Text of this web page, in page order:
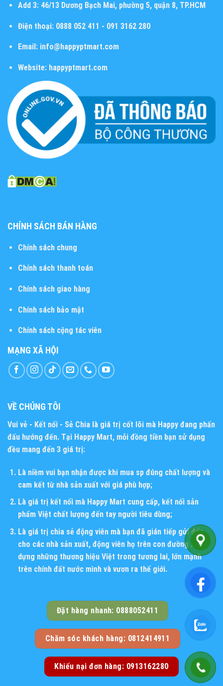
Add 3:46/13 Dương Bạch Mai, phường 5, quận 8, TP.HCM
Điện thoại:0888 052 411 - 091 3162 280
Email:info@happyptmart.com
Website: happyptmart.com
CHÍNH SÁCH BÁN HÀNG
Chính sách chung
Chính sách thanh toán
Chính sách giao hàng
Chính sách bảo mật
Chính sách cộng tác viên
MẠNG XÃ HỘI
VỀ CHÚNG TÔI
Vui vẻ - Kết nối - Sẻ Chia là giá trị cốt lõi mà Happy đang phấn
đấu hướng đến. Tại Happy Mart, mỗi đồng tiền bạn sử dụng
đều mang đến 3 giá trị:
Là niềm vui bạn nhận được khi mua sp đúng chất lượng và
cam kết từ nhà sản xuất với giá phù hợp;
Là giá trị kết nối mà Happy Mart cung cấp, kết nối sản
phẩm Việt chất lượng đến tay người tiêu dùng;
Là giá trị chia sẻ động viên mà bạn đã gián tiếp gửi đến
cho các nhà sản xuất, động viên họ trên con đường xây
dựng những thương hiệu Việt trong tương lai, lớn mạnh
trên chính đất nước mình và vươn ra thế giới.
Đặt hàng nhanh: 0888052411
Chăm sóc khách hàng: 0812414911
Khiếu nại đơn hàng: 0913162280